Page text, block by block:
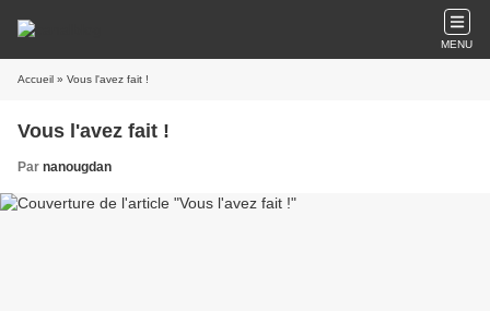
MENU
Accueil » Vous l'avez fait !
Vous l'avez fait !
Par nanougdan